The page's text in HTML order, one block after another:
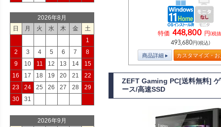
特価 448,800 円(税
493,680円(税込)
商品詳細 カスタマイズ・
ZEFT Gaming PC[送料無料]
ース/高速SSD
2026年8月
日
月 火 水 木 金
土
1
2
3 4 5 6 7
8
9
10 11 12 13 14
15
16
17 18 19 20 21
22
23
24 25 26 27 28
29
30
31
2026年9月